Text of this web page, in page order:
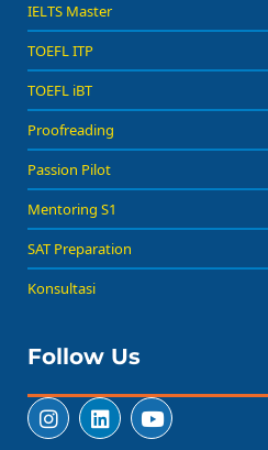
IELTS Master
TOEFL ITP
TOEFL iBT
Proofreading
Passion Pilot
Mentoring S1
SAT Preparation
Konsultasi
Follow Us